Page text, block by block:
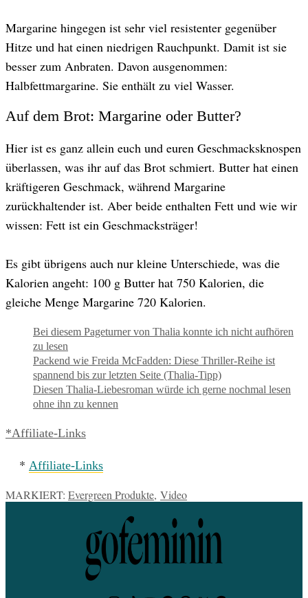
Margarine hingegen ist sehr viel resistenter gegenüber
Hitze und hat einen niedrigen Rauchpunkt. Damit ist sie
besser zum Anbraten. Davon ausgenommen:
Halbfettmargarine. Sie enthält zu viel Wasser.
Auf dem Brot: Margarine oder Butter?
Hier ist es ganz allein euch und euren Geschmacksknospen
überlassen, was ihr auf das Brot schmiert. Butter hat einen
kräftigeren Geschmack, während Margarine
zurückhaltender ist. Aber beide enthalten Fett und wie wir
wissen: Fett ist ein Geschmacksträger!
Es gibt übrigens auch nur kleine Unterschiede, was die
Kalorien angeht: 100 g Butter hat 750 Kalorien, die
gleiche Menge Margarine 720 Kalorien.
Bei diesem Pageturner von Thalia konnte ich nicht aufhören
zu lesen
Packend wie Freida McFadden: Diese Thriller-Reihe ist
spannend bis zur letzten Seite (Thalia-Tipp)
Diesen Thalia-Liebesroman würde ich gerne nochmal lesen
ohne ihn zu kennen
*Affiliate-Links
* Affiliate-Links
MARKIERT: Evergreen Produkte, Video